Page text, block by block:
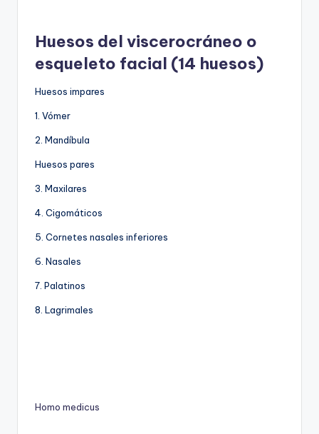
Huesos del viscerocráneo o
esqueleto facial (14 huesos)
Huesos impares
1. Vómer
2. Mandíbula
Huesos pares
3. Maxilares
4. Cigomáticos
5. Cornetes nasales inferiores
6. Nasales
7. Palatinos
8. Lagrimales
Homo medicus